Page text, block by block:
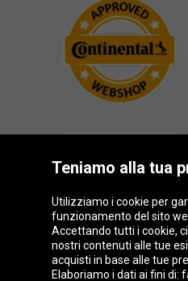
Gruppo Oponeo
Teniamo alla tua
Utilizziamo i cookie per
funzionamento del sito
Accettando tutti i cookie,
nostri contenuti alle tue
acquisti in base alle tue
Elaboriamo i dati ai fini di: